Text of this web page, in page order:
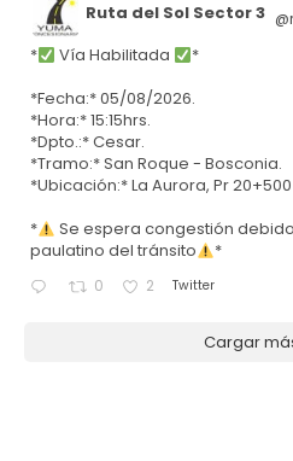
Ruta del Sol Sector 3
* Vía Habilitada
*
*Fecha:* 05/08/2026.
*Hora:* 15:15hrs.
*Dpto.:* Cesar.
*Tramo:* San Roque - Bosconia.
*Ubicación:* La Aurora, Pr 20+500
*
Se espera congestión
paulatino del tránsito
*
0 2 Twitter
Cargar